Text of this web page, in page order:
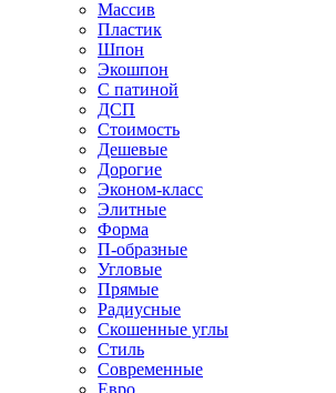
Массив
Пластик
Шпон
Экошпон
С патиной
ДСП
Стоимость
Дешевые
Дорогие
Эконом-класс
Элитные
Форма
П-образные
Угловые
Прямые
Радиусные
Скошенные углы
Стиль
Современные
Евро